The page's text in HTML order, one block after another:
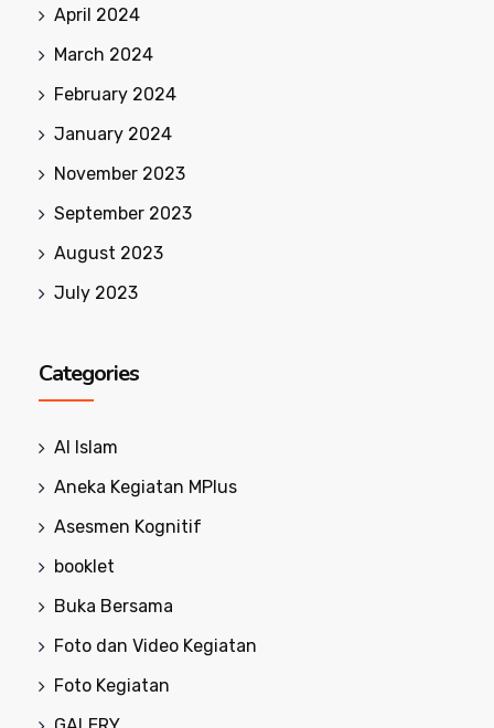
April 2024
March 2024
February 2024
January 2024
November 2023
September 2023
August 2023
July 2023
Categories
Al Islam
Aneka Kegiatan MPlus
Asesmen Kognitif
booklet
Buka Bersama
Foto dan Video Kegiatan
Foto Kegiatan